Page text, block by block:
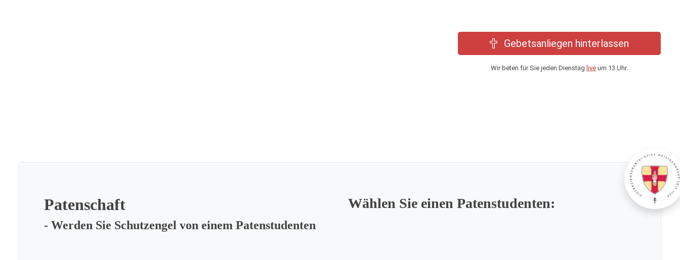
Gebetsanliegen hinterlassen
Wir beten für Sie jeden Dienstag liveum 13 Uhr.
Patenschaft
- Werden Sie Schutzengel von einem Patenstudenten
Wählen Sie einen Patenstudenten: